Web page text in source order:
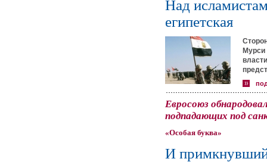
Над
египетская
Мурси
Евросоюз
подпадающих под
«Особая буква»
И